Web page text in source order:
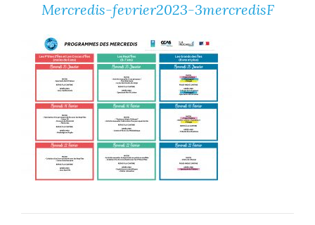
Mercredis-fevrier2023-3mercredisF